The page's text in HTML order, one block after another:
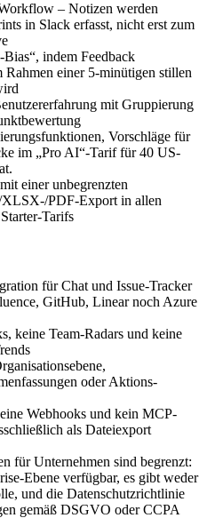
– Notizen werden
in Slack erfasst, nicht erst zum
indem Feedback
einer 5-minütigen stillen
mit Gruppierung
Vorschläge für
im „Pro AI“-Tarif für 40 US-
einer unbegrenzten
PDF-Export in allen
Tarifs
für Chat und Issue-Tracker
GitHub, Linear noch Azure
keine Team-Radars und keine
oder Aktions-
Webhooks und kein MCP-
als Dateiexport
für Unternehmen sind begrenzt:
Ebene verfügbar, es gibt weder
und die Datenschutzrichtlinie
gemäß DSGVO oder CCPA